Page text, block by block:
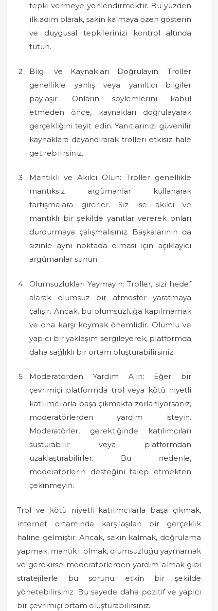
tepki vermeye yönlendirmektir. Bu yüzden
ilk adım olarak, sakin kalmaya özen gösterin
ve duygusal tepkilerinizi kontrol altında
tutun.
Bilgi ve Kaynakları Doğrulayın: Troller
genellikle yanlış veya yanıltıcı bilgiler
paylaşır. Onların söylemlerini kabul
etmeden önce, kaynakları doğrulayarak
gerçekliğini teyit edin. Yanıtlarınızı güvenilir
kaynaklara dayandırarak trolleri etkisiz hale
getirebilirsiniz.
Mantıklı ve Akılcı Olun: Troller genellikle
mantıksız argümanlar kullanarak
tartışmalara girerler. Siz ise akılcı ve
mantıklı bir şekilde yanıtlar vererek onları
durdurmaya çalışmalısınız. Başkalarının da
sizinle aynı noktada olması için açıklayıcı
argümanlar sunun.
Olumsuzlukları Yaymayın: Troller, sizi hedef
alarak olumsuz bir atmosfer yaratmaya
çalışır. Ancak, bu olumsuzluğa kapılmamak
ve ona karşı koymak önemlidir. Olumlu ve
yapıcı bir yaklaşım sergileyerek, platformda
daha sağlıklı bir ortam oluşturabilirsiniz.
Moderatörden Yardım Alın: Eğer bir
çevrimiçi platformda trol veya kötü niyetli
katılımcılarla başa çıkmakta zorlanıyorsanız,
moderatörlerden yardım isteyin.
Moderatörler, gerektiğinde katılımcıları
susturabilir veya platformdan
uzaklaştırabilirler. Bu nedenle,
moderatörlerin desteğini talep etmekten
çekinmeyin.
Trol ve kötü niyetli katılımcılarla başa çıkmak,
internet ortamında karşılaşılan bir gerçeklik
haline gelmiştir. Ancak, sakin kalmak, doğrulama
yapmak, mantıklı olmak, olumsuzluğu yaymamak
ve gerekirse moderatörlerden yardım almak gibi
stratejilerle bu sorunu etkin bir şekilde
yönetebilirsiniz. Bu sayede daha pozitif ve yapıcı
bir çevrimiçi ortam oluşturabilirsiniz.